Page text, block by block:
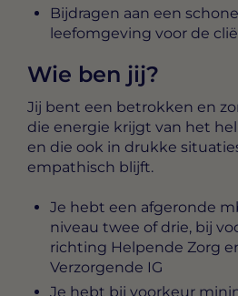
Bijdragen aan een
leefomgeving voor de
Wie ben jij?
Jij bent een betrokken en
die energie krijgt van het
en die ook in drukke
empathisch blijft.
Je hebt een afgeronde
niveau twee of drie, bij
richting Helpende Zorg
Verzorgende IG
Je hebt bij voorkeur